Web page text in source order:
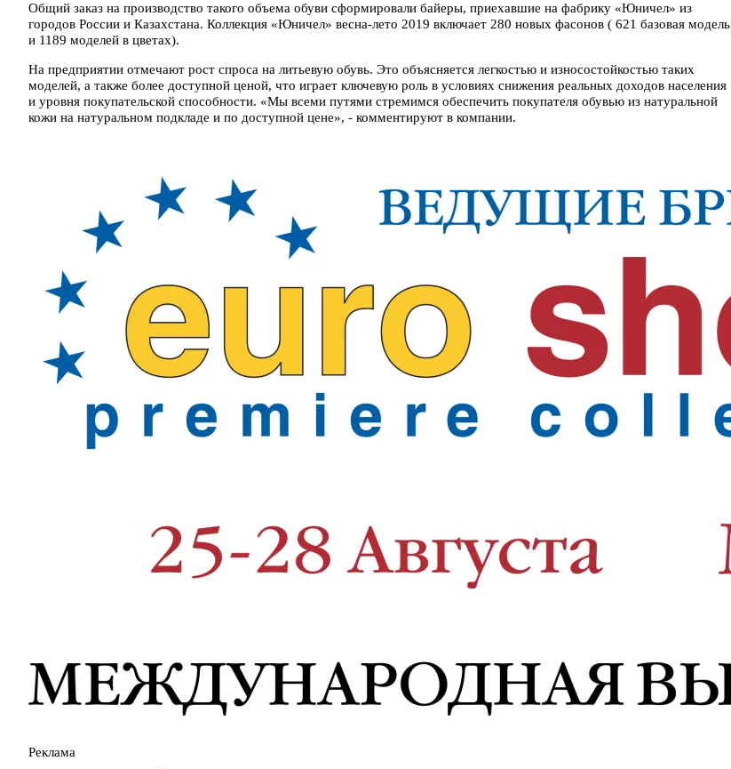
Общий заказ на производство такого объема обуви сформировали байеры, приехавшие на фабрику «Юничел» из
городов России и Казахстана. Коллекция «Юничел» весна-лето 2019 включает 280 новых фасонов ( 621 базовая модель
и 1189 моделей в цветах).
На предприятии отмечают рост спроса на литьевую обувь. Это объясняется легкостью и износостойкостью таких
моделей, а также более доступной ценой, что играет ключевую роль в условиях снижения реальных доходов населения
и уровня покупательской способности. «Мы всеми путями стремимся обеспечить покупателя обувью из натуральной
кожи на натуральном подкладе и по доступной цене», - комментируют в компании.
Реклама